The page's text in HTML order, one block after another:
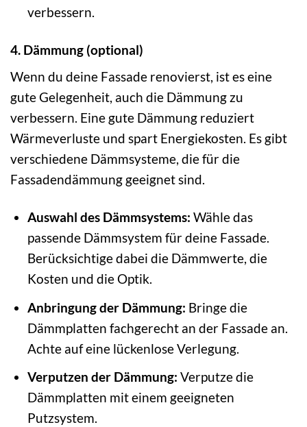
verbessern.
4. Dämmung (optional)
Wenn du deine Fassade renovierst, ist es eine
gute Gelegenheit, auch die Dämmung zu
verbessern. Eine gute Dämmung reduziert
Wärmeverluste und spart Energiekosten. Es gibt
verschiedene Dämmsysteme, die für die
Fassadendämmung geeignet sind.
Auswahl des Dämmsystems: Wähle das
passende Dämmsystem für deine Fassade.
Berücksichtige dabei die Dämmwerte, die
Kosten und die Optik.
Anbringung der Dämmung: Bringe die
Dämmplatten fachgerecht an der Fassade an.
Achte auf eine lückenlose Verlegung.
Verputzen der Dämmung: Verputze die
Dämmplatten mit einem geeigneten
Putzsystem.